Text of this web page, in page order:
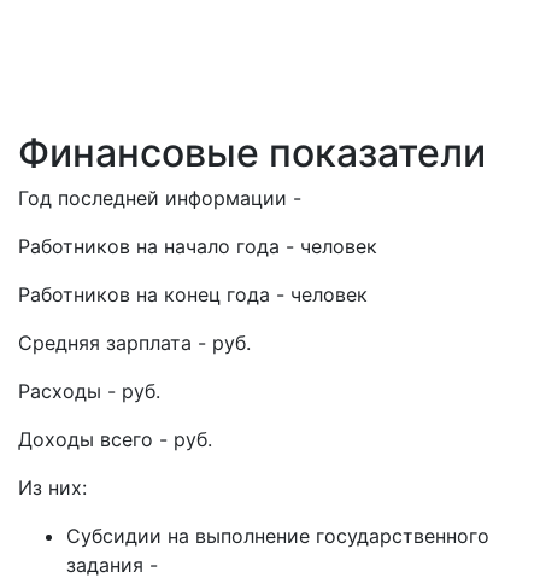
Финансовые показатели
Год последней информации -
Работников на начало года - человек
Работников на конец года - человек
Средняя зарплата - руб.
Расходы - руб.
Доходы всего - руб.
Из них:
Субсидии на выполнение государственного
задания -